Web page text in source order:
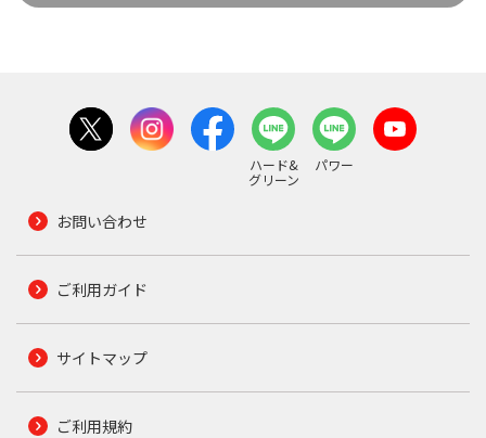
ハード&
グリーン
パワー
お問い合わせ
ご利用ガイド
サイトマップ
ご利用規約